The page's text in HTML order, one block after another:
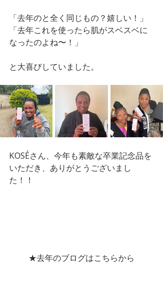
「去年のと全く同じもの？嬉しい！」
「去年これを使ったら肌がスベスベに
なったのよね〜！」
と大喜びしていました。
KOSÉさん、今年も素敵な卒業記念品を
いただき、ありがとうございまし
た！！
★去年のブログはこちらから